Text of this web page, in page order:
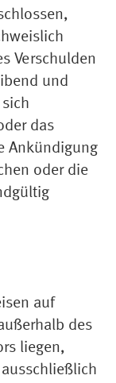
Verschulden
und
das
Ankündigung
oder die
auf
des
liegen,